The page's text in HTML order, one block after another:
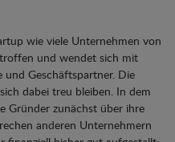
wie viele Unternehmen von
und wendet sich mit
und Geschäftspartner. Die
dabei treu bleiben. In dem
Gründer zunächst über ihre
anderen Unternehmern